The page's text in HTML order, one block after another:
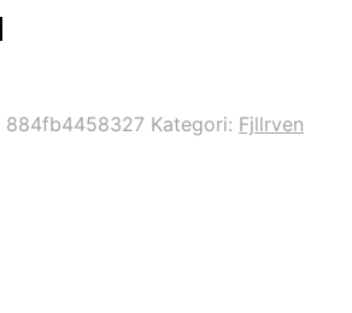
884fb4458327 Kategori: Fjllrven